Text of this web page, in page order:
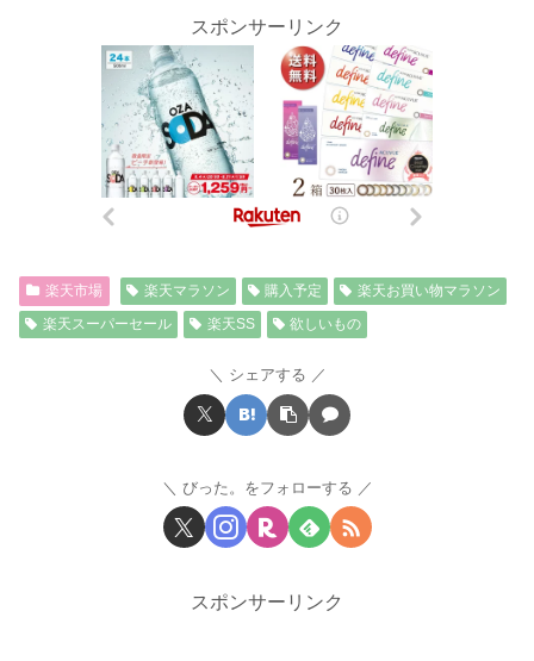
スポンサーリンク
楽天市場 楽天マラソン 購入予定
楽天お買い物マラソン
楽天スーパーセール
楽天SS 欲しいもの
シェアする
びった。をフォローする
スポンサーリンク